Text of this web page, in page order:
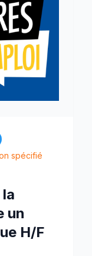
spécifié
un
H/F